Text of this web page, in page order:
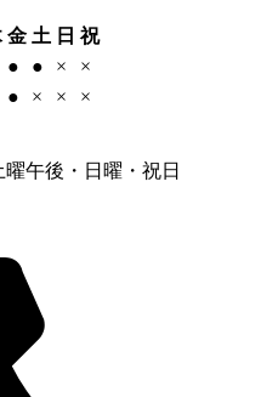
金 土 日 祝
● ● ×
×
● × × ×
曜午後・日曜・祝日